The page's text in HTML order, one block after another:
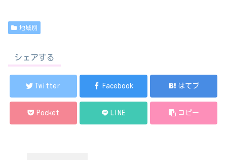
地域別
シェアする
Twitter Facebook はてブ
Pocket LINE コピー